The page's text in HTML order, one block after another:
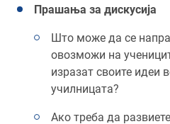
Прашања за дискусија
Што може да се
овозможи на
изразат своите идеи
училницата?
Ако треба да